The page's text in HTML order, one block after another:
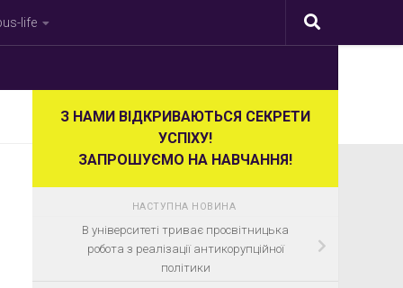
life
З НАМИ ВІДКРИВАЮТЬСЯ СЕКРЕТИ
УСПІХУ!
ЗАПРОШУЄМО НА НАВЧАННЯ!
НАСТУПНА НОВИНА
В університеті триває просвітницька
робота з реалізації антикорупційної
політики